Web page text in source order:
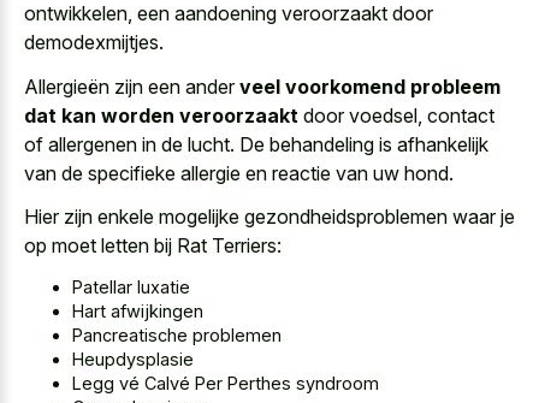
ontwikkelen, een aandoening veroorzaakt door
demodexmijtjes.
Allergieën zijn een anderveel voorkomend probleem
dat kan worden veroorzaakt door voedsel, contact
of allergenen in de lucht. De behandeling is afhankelijk
van de specifieke allergie en reactie van uw hond.
Hier zijn enkele mogelijke gezondheidsproblemen waar je
op moet letten bij Rat Terriers:
Patellar luxatie
Hart afwijkingen
Pancreatische problemen
Heupdysplasie
Legg vé Calvé Per Perthes syndroom